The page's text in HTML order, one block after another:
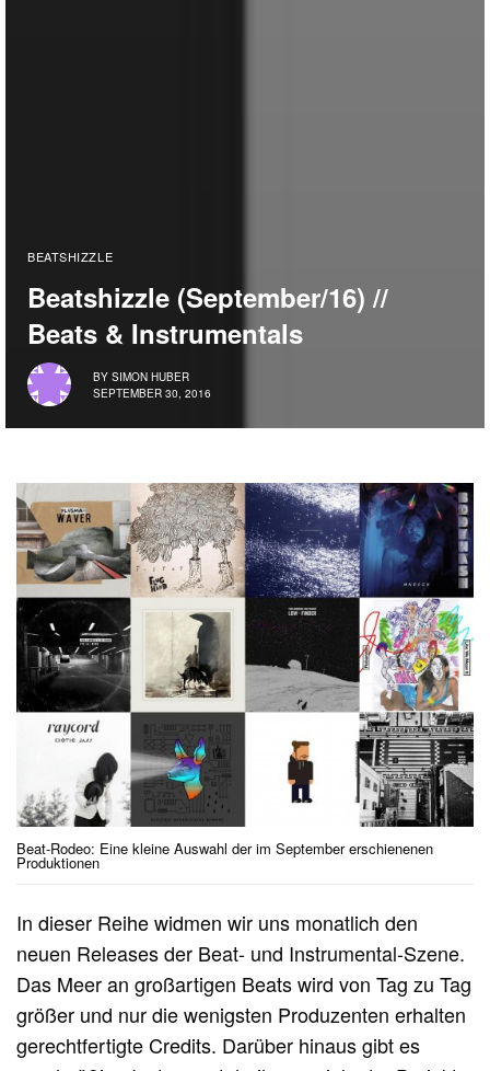
BEATSHIZZLE
Beatshizzle (September/16) //
Beats & Instrumentals
BY SIMON HUBER
SEPTEMBER 30, 2016
Beat-Rodeo: Eine kleine Auswahl der im September erschienenen
Produktionen
In dieser Reihe widmen wir uns monatlich den
neuen Releases der Beat- und Instrumental-Szene.
Das Meer an großartigen Beats wird von Tag zu Tag
größer und nur die wenigsten Produzenten erhalten
gerechtfertigte Credits. Darüber hinaus gibt es